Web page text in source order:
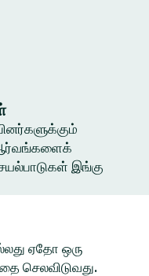
இங்கு
ஏதோ ஒரு
செலவிடுவது.